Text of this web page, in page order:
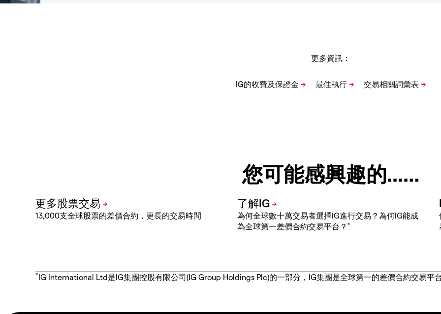
更多資訊：
您可能感興趣的...…
13,000支全球股票的差價合約，更長的交易時間
為何全球數十萬交易者選擇IG進行交易？為何IG能成
為全球第一差價合約交易平台？ *
*IG International Ltd是IG集團控股有限公司(IG Group Holdings Plc)的一部分，IG集團是全球第一的差價合約交易平